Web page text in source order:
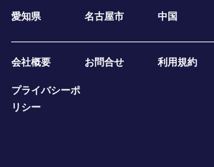
愛知県
名古屋市 中国
会社概要 お問合せ 利用規約
プライバシーポ
リシー